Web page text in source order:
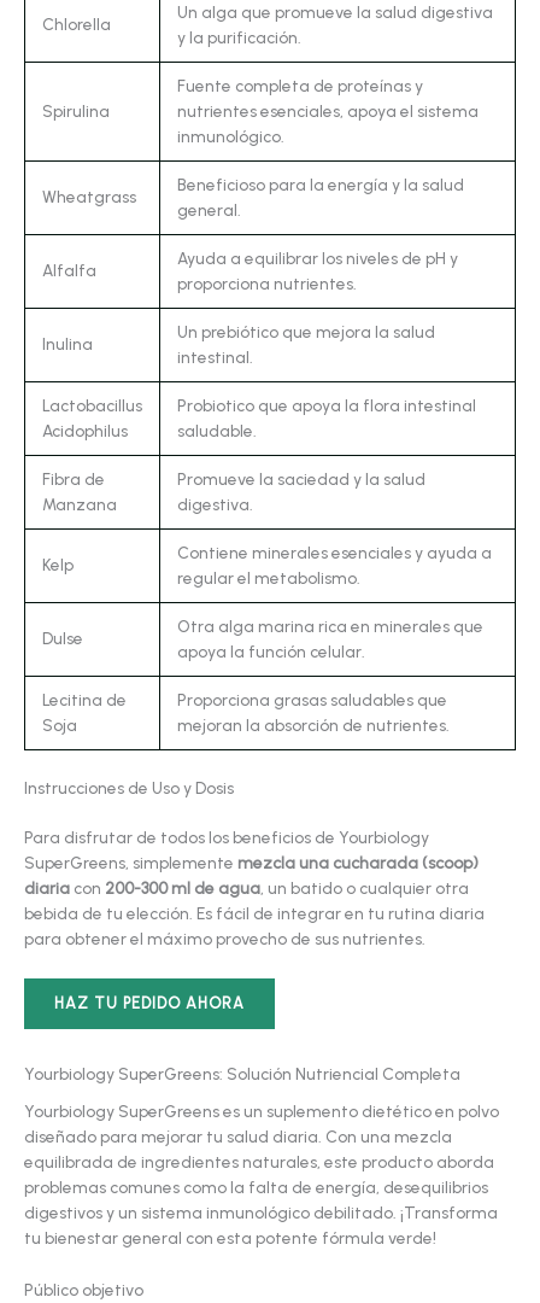
Chlorella
Un alga que promueve la salud digestiva
y la purificación.
Spirulina
Fuente completa de proteínas y
nutrientes esenciales, apoya el sistema
inmunológico.
Wheatgrass
Beneficioso para la energía y la salud
general.
Alfalfa
Ayuda a equilibrar los niveles de pH y
proporciona nutrientes.
Inulina
Un prebiótico que mejora la salud
intestinal.
Lactobacillus
Acidophilus
Probiotico que apoya la flora intestinal
saludable.
Fibra de
Manzana
Promueve la saciedad y la salud
digestiva.
Kelp
Contiene minerales esenciales y ayuda a
regular el metabolismo.
Dulse
Otra alga marina rica en minerales que
apoya la función celular.
Lecitina de
Soja
Proporciona grasas saludables que
mejoran la absorción de nutrientes.
Instrucciones de Uso y Dosis
Para disfrutar de todos los beneficios de Yourbiology
SuperGreens, simplemente mezcla una cucharada (scoop)
diaria con 200-300 ml de agua , un batido o cualquier otra
bebida de tu elección. Es fácil de integrar en tu rutina diaria
para obtener el máximo provecho de sus nutrientes.
HAZ TU PEDIDO AHORA
Yourbiology SuperGreens: Solución Nutriencial Completa
Yourbiology SuperGreens es un suplemento dietético en polvo
diseñado para mejorar tu salud diaria. Con una mezcla
equilibrada de ingredientes naturales, este producto aborda
problemas comunes como la falta de energía, desequilibrios
digestivos y un sistema inmunológico debilitado. ¡Transforma
tu bienestar general con esta potente fórmula verde!
Público objetivo